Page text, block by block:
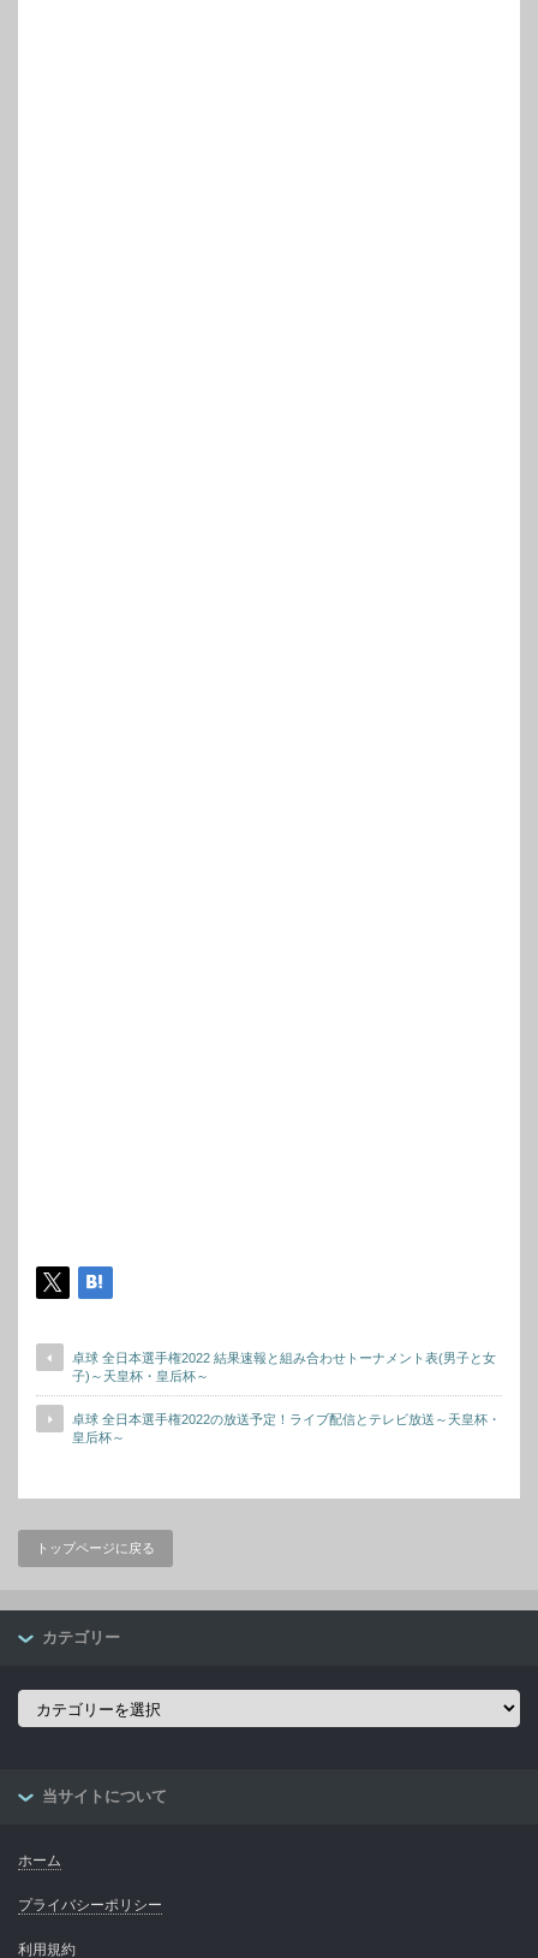
卓球 全日本選手権2022 結果速報と組み合わせトーナメント表(男子と女
子)～天皇杯・皇后杯～
卓球 全日本選手権2022の放送予定！ライブ配信とテレビ放送～天皇杯・
皇后杯～
トップページに戻る
カテゴリー
カ
当サイトについて
ホーム
プライバシーポリシー
利用規約